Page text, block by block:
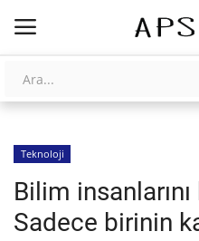
Giriş
AnaSayfa
Galeri
Teknoloji
Bilim
Sadece birinin